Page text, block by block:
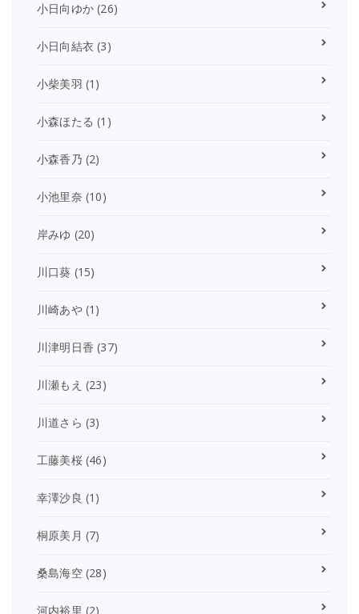
小日向ゆか (26)
小日向結衣 (3)
小柴美羽 (1)
小森ほたる (1)
小森香乃 (2)
小池里奈 (10)
岸みゆ (20)
川口葵 (15)
川崎あや(1)
川津明日香 (37)
川瀬もえ (23)
川道さら (3)
工藤美桜(46)
幸澤沙良 (1)
桐原美月 (7)
桑島海空(28)
河内裕里 (2)